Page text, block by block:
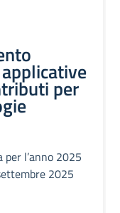
per
l’anno 2025
2025